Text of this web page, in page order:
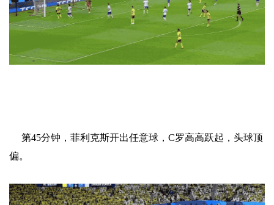
第45分钟，菲利克斯开出任意球，C罗高高跃起，头球顶
偏。